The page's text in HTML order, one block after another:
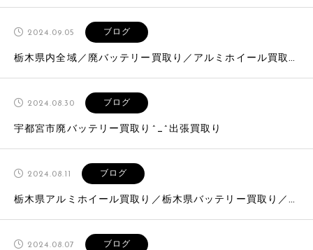
2024.09.05 ブログ
栃木県内全域／廃バッテリー買取り／アルミホイール買取り／出張買取り現金払い^_^
2024.08.30 ブログ
宇都宮市廃バッテリー買取り^_^出張買取り
2024.08.11 ブログ
栃木県アルミホイール買取り／栃木県バッテリー買取り／出張買取り専門／高価買取り現金払い
2024.08.07 ブログ